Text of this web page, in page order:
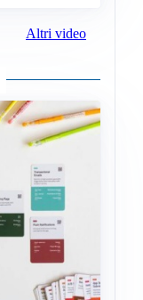
Altri video